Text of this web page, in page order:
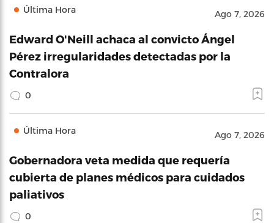
Última Hora Ago 7, 2026
Edward O'Neill achaca al convicto Ángel
Pérez irregularidades detectadas por la
Contralora
0
Última Hora Ago 7, 2026
Gobernadora veta medida que requería
cubierta de planes médicos para cuidados
paliativos
0